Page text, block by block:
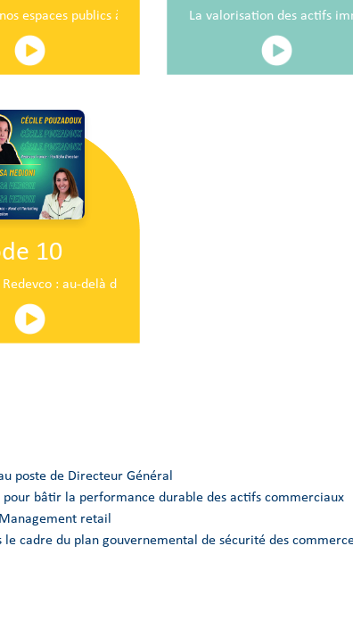
espaces publics à hauteur d’enfantsLa valorisation des actifs
commercial centre commercial
10
: au-delà du pop-up traditionnel
poste de Directeur Général
bâtir la performance durable des actifs commerciaux
retail
cadre du plan gouvernemental de sécurité des